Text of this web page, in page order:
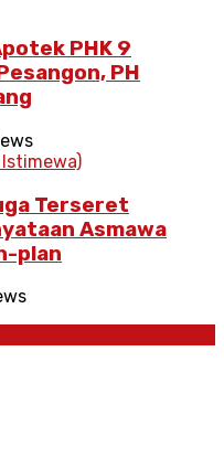
PHK 9
PH
Terseret
Asmawa
plan